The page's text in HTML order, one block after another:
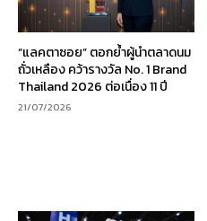
“แลคตาซอย” ตอกย้ำผู้นำตลาดนม
ถั่วเหลือง คว้ารางวัล No. 1 Brand
Thailand 2026 ต่อเนื่อง 11 ปี
21/07/2026